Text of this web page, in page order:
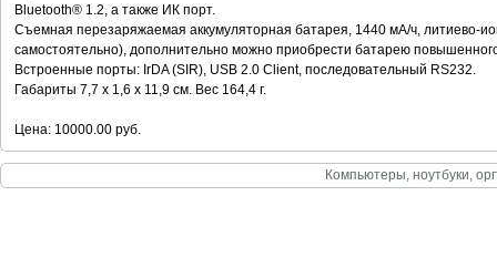
Bluetooth® 1.2, а также ИК порт.
Съемная перезаряжаемая аккумуляторная батарея, 1440 мА/ч, литиево-
самостоятельно), дополнительно можно приобрести батарею
Встроенные порты: IrDA (SIR), USB 2.0 Client, последовательный RS232.
Габариты 7,7 x 1,6 x 11,9 см. Вес 164,4 г.
Цена: 10000.00 руб.
Компьютеры, ноутбуки,